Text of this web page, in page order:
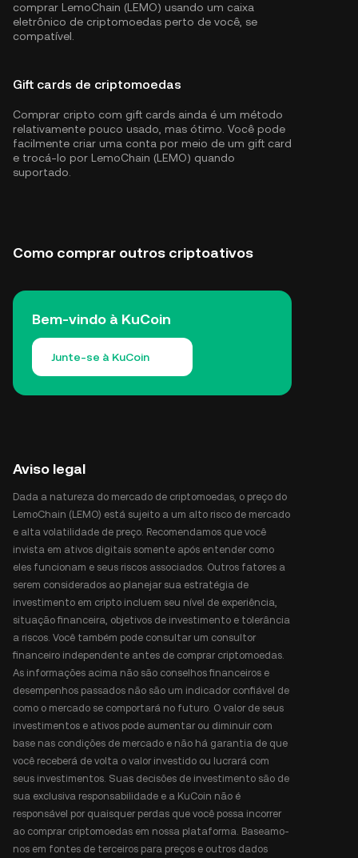
comprar LemoChain (LEMO) usando um caixa
eletrônico de criptomoedas perto de você, se
compatível.
Gift cards de criptomoedas
Comprar cripto com gift cards ainda é um método
relativamente pouco usado, mas ótimo. Você pode
facilmente criar uma conta por meio de um gift card
e trocá-lo por LemoChain (LEMO) quando
suportado.
Como comprar outros criptoativos
Bem-vindo à KuCoin
Junte-se à KuCoin
Aviso legal
Dada a natureza do mercado de criptomoedas, o preço do
LemoChain (LEMO) está sujeito a um alto risco de mercado
e alta volatilidade de preço. Recomendamos que você
invista em ativos digitais somente após entender como
eles funcionam e seus riscos associados. Outros fatores a
serem considerados ao planejar sua estratégia de
investimento em cripto incluem seu nível de experiência,
situação financeira, objetivos de investimento e tolerância
a riscos. Você também pode consultar um consultor
financeiro independente antes de comprar criptomoedas.
As informações acima não são conselhos financeiros e
desempenhos passados não são um indicador confiável de
como o mercado se comportará no futuro. O valor de seus
investimentos e ativos pode aumentar ou diminuir com
base nas condições de mercado e não há garantia de que
você receberá de volta o valor investido ou lucrará com
seus investimentos. Suas decisões de investimento são de
sua exclusiva responsabilidade e a KuCoin não é
responsável por quaisquer perdas que você possa incorrer
ao comprar criptomoedas em nossa plataforma. Baseamo-
nos em fontes de terceiros para preços e outros dados